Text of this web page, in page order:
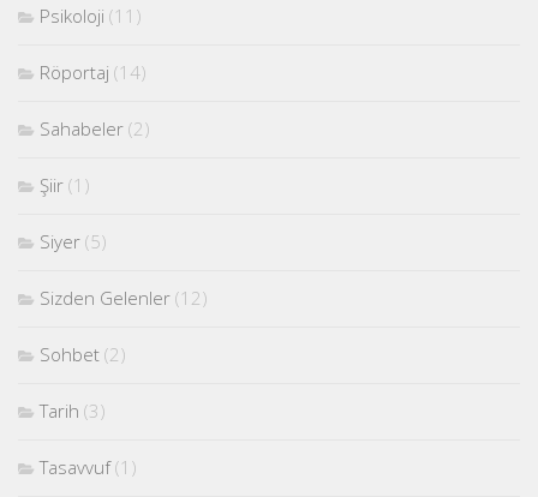
Psikoloji (11)
Röportaj (14)
Sahabeler (2)
Şiir (1)
Siyer (5)
Sizden Gelenler (12)
Sohbet (2)
Tarih (3)
Tasavvuf(1)